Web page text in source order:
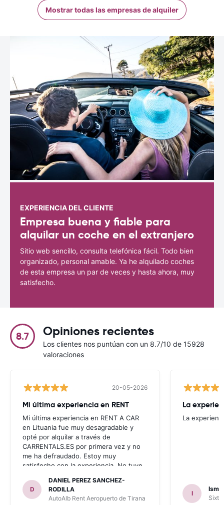
Mostrar todas las empresas de alquiler
EXPERIENCIA DEL CLIENTE
Empresa buena y fiable para
alquilar un coche en el extranjero
Sitio web sencillo, consulta telefónica fácil. Todo bien
organizado, personal amable. Ya he alquilado coches
de esta empresa un par de veces y hasta ahora, muy
satisfecho.
8.7 Opiniones recientes
Los clientes nos puntúan con un 8.7/10 de 15928
valoraciones
20-05-2026
Mi última experiencia en RENT
Mi última experiencia en RENT A CAR
en Lituania fue muy desagradable y
opté por alquilar a través de
CARRENTALS.ES por primera vez y no
me ha defraudado. Estoy muy
satisfecho con la experiencia. No tuve
invitaron a adquirir un seguro (como
había leído en varios blog). En mis
D
DANIEL PEREZ SANCHEZ-
RODILLA
AutoAlb Rent Aeropuerto de Tirana
La
La
I
Sixt